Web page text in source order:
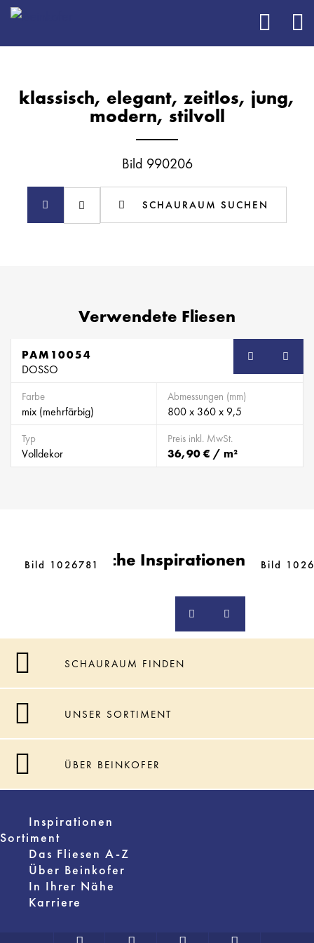
klassisch, elegant, zeitlos, jung,
modern, stilvoll
Bild 990206
SCHAURAUM SUCHEN
Verwendete Fliesen
PAM10054
DOSSO
Farbe
mix (mehrfärbig)
Abmessungen (mm)
800 x 360 x 9,5
Typ
Volldekor
Preis inkl. MwSt.
36,90 € / m²
Ähnliche Inspirationen
Bild 1026781 Bild
SCHAURAUM FINDEN
UNSER SORTIMENT
ÜBER BEINKOFER
Inspirationen
Sortiment
Das Fliesen A-Z
Über Beinkofer
In Ihrer Nähe
Karriere